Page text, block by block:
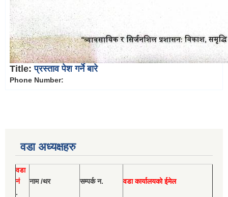
Title:प्रस्ताव पेश गर्ने बारे
Phone Number:
वडा अध्यक्षहरु
वडा
नं
.
नाम /थर सम्पर्क न. वडा कार्यालयको ईमेल